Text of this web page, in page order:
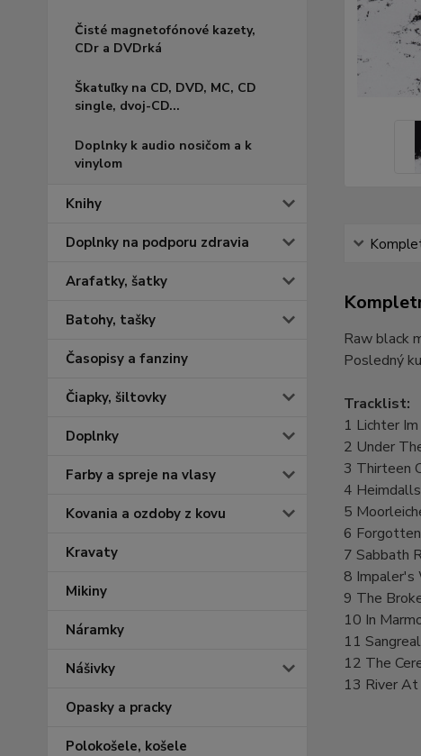
Čisté magnetofónové kazety,
CDr a DVDrká
Škatuľky na CD, DVD, MC, CD
single, dvoj-CD...
Doplnky k audio nosičom a k
vinylom
Knihy
Doplnky na podporu zdravia
Arafatky, šatky
Batohy, tašky
Časopisy a fanziny
Čiapky, šiltovky
Doplnky
Farby a spreje na vlasy
Kovania a ozdoby z kovu
Kravaty
Mikiny
Náramky
Nášivky
Opasky a pracky
Polokošele, košele
Raw black
Posledný
Tracklist:
1 Lichter
2 Under
3 Thirteen
4
5
6
7 Sabbath
8 Impaler's
9 The
10 In
11
12 The
13 River